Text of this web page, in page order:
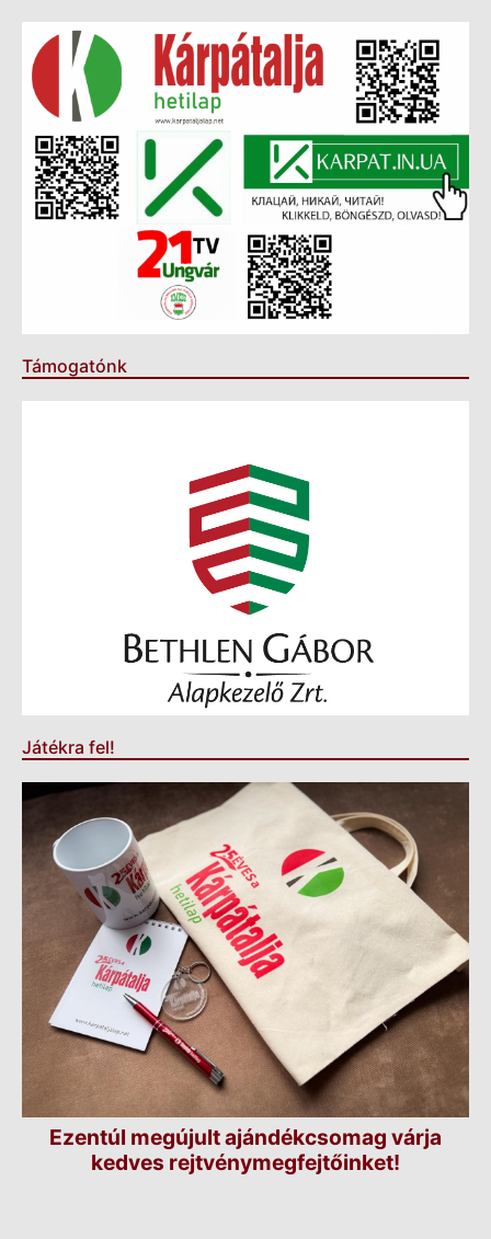
Támogatónk
Játékra fel!
Ezentúl megújult ajándékcsomag várja
kedves rejtvénymegfejtőinket!